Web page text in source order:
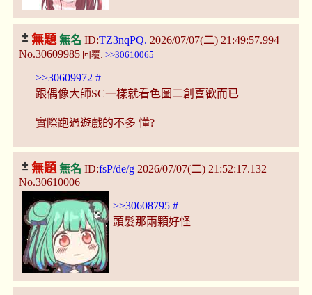
無題無名 ID:TZ3nqPQ. 2026/07/07(二) 21:49:57.994
No.30609985回覆: >>30610065
>>30609972 #
跟偶像大師SC一樣就看色圖二創喜歡而已
實際跑過遊戲的不多 懂?
無題無名 ID:fsP/de/g2026/07/07(二) 21:52:17.132
No.30610006
>>30608795 #
頭髮那兩顆好怪